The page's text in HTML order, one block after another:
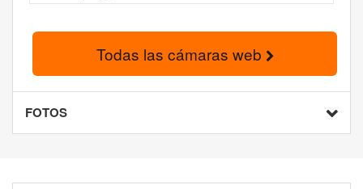
Todas las cámaras web
FOTOS